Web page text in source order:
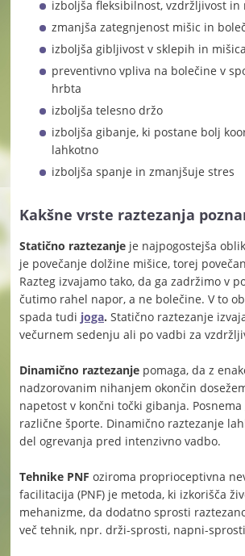
izboljša fleksibilnost, vzdržljivost in
zmanjša zategnjenost mišic in
izboljša gibljivost v sklepih in
preventivno vpliva na bolečine v
hrbta
izboljša telesno držo
izboljša gibanje, ki postane bolj
lahkotno
izboljša spanje in zmanjšuje stres
Kakšne vrste raztezanja
Statično raztezanjeje najpogostejša
je povečanje dolžine mišice, torej
Razteg izvajamo tako, da ga zadržimo v
čutimo rahel napor, a ne bolečine. V to
spada tudi joga. Statično raztezanje
večurnem sedenju ali po vadbi za
Dinamično raztezanjepomaga, da z
nadzorovanim nihanjem okončin
napetost v končni točki gibanja.
različne športe. Dinamično raztezanje
del ogrevanja pred intenzivno vadbo.
Tehnike PNF oziroma proprioceptivna
facilitacija (PNF) je metoda, ki izkorišča
mehanizme, da dodatno sprosti
več tehnik, npr. drži-sprosti, napni-